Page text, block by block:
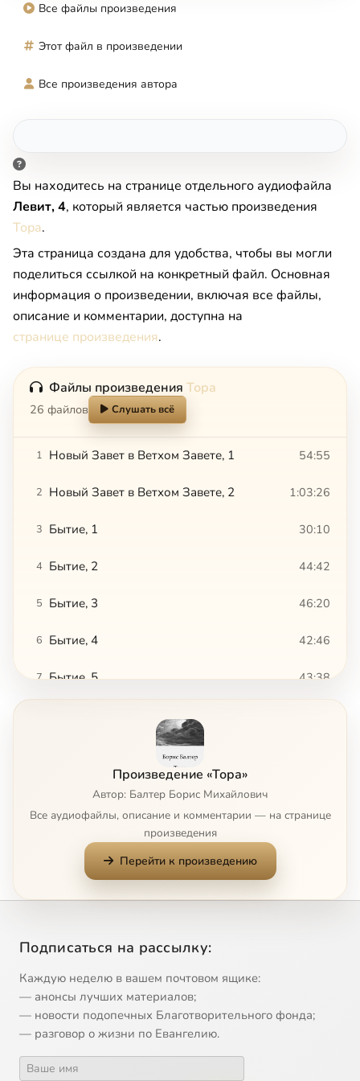
Все файлы произведения
Этот файл в произведении
Все произведения автора
Вы находитесь на странице отдельного аудиофайла
Левит, 4, который является частью произведения
Тора.
Эта страница создана для удобства, чтобы вы могли
поделиться ссылкой на конкретный файл. Основная
информация о произведении, включая все файлы,
описание и комментарии, доступна на
странице произведения.
Файлы произведения Тора
26 файлов Слушать всё
1 Новый Завет в Ветхом Завете, 1 54:55
2 Новый Завет в Ветхом Завете, 2 1:03:26
3 Бытие, 1 30:10
4 Бытие, 2 44:42
5 Бытие, 3 46:20
6 Бытие, 4 42:46
7 Бытие, 5 43:38
Бытие, 8
Исход, 1 46:45
13 Исход, 3 33:38
15 Исход, 5
16 Исход, 6 40:14
Произведение «Тора»
Автор: Балтер Борис Михайлович
Все аудиофайлы, описание и комментарии — на странице
произведения
Перейти к произведению
Подписаться на рассылку:
Каждую неделю в вашем почтовом ящике:
— анонсы лучших материалов;
— новости подопечных Благотворительного фонда;
— разговор о жизни по Евангелию.